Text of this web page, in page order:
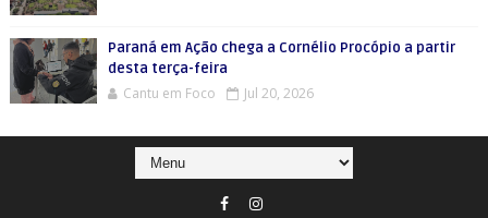
Paraná em Ação chega a Cornélio Procópio a partir
desta terça-feira
Cantu em Foco Jul 20, 2026